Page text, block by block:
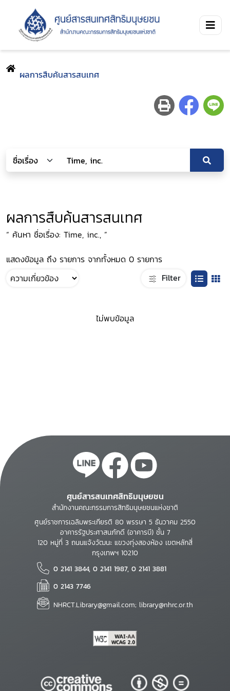
ผลการสืบค้นสารสนเทศ
ผลการสืบค้นสารสนเทศ
“ ค้นหา ชื่อเรื่อง: Time, inc., ”
แสดงข้อมูล ถึง รายการ จากทั้งหมด 0 รายการ
Filter
ไม่พบข้อมูล
ศูนย์สารสนเทศสิทธิมนุษยชน
สำนักงานคณะกรรมการสิทธิมนุษยชนแห่งชาติ
ศูนย์ราชการเฉลิมพระเกียรติ 80 พรรษา 5 ธันวาคม 2550
อาคารรัฐประศาสนภักดี (อาคารบี) ชั้น 7
120 หมู่ที่ 3 ถนนแจ้งวัฒนะ แขวงทุ่งสองห้อง เขตหลักสี่
กรุงเทพฯ 10210
0 2141 3844, 0 2141 1987, 0 2141 3881
0 2143 7746
NHRCT.Library@gmail.com; library@nhrc.or.th